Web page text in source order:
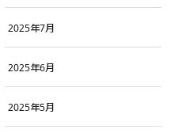
2025年7月
2025年6月
2025年5月